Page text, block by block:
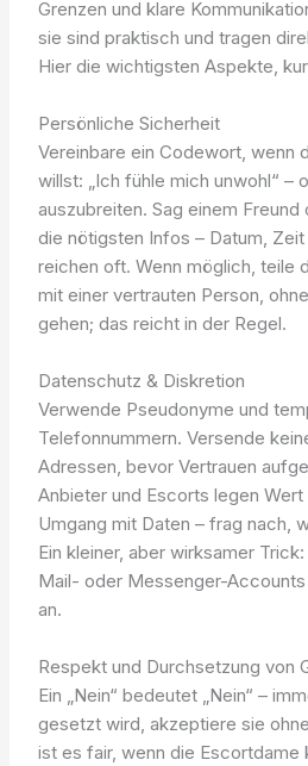
Grenzen und klare
sie sind praktisch und tragen
Hier die wichtigsten Aspekte,
Persönliche Sicherheit
Vereinbare ein Codewort, wenn
willst: „Ich fühle mich unwohl“ –
auszubreiten. Sag einem Freund
die nötigsten Infos – Datum,
reichen oft. Wenn möglich, teile
mit einer vertrauten Person,
gehen; das reicht in der Regel.
Datenschutz & Diskretion
Verwende Pseudonyme und
Telefonnummern. Versende
Adressen, bevor Vertrauen
Anbieter und Escorts legen
Umgang mit Daten – frag nach,
Ein kleiner, aber wirksamer
Mail- oder Messenger-
an.
Respekt und Durchsetzung von
Ein „Nein“ bedeutet „Nein“ –
gesetzt wird, akzeptiere sie
ist es fair, wenn die Escortdame